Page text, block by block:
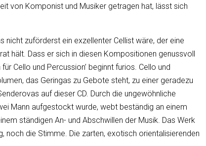
von Komponist und Musiker getragen hat, lässt sich
nicht zuförderst ein exzellenter Cellist wäre, der eine
hält. Dass er sich in diesen Kompositionen genussvoll
Cello und Percussion’ beginnt furios. Cello und
das Geringas zu Gebote steht, zu einer geradezu
auf dieser CD. Durch die ungewöhnliche
Mann aufgestockt wurde, webt beständig an einem
ständigen An- und Abschwillen der Musik. Das Werk
noch die Stimme. Die zarten, exotisch orientalisierenden